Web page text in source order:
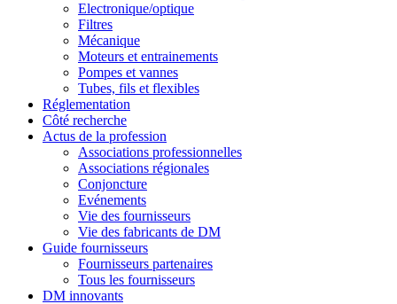
Electronique/optique
Filtres
Mécanique
Moteurs et entrainements
Pompes et vannes
Tubes, fils et flexibles
Réglementation
Côté recherche
Actus de la profession
Associations professionnelles
Associations régionales
Conjoncture
Evénements
Vie des fournisseurs
Vie des fabricants de DM
Guide fournisseurs
Fournisseurs partenaires
Tous les fournisseurs
DM innovants